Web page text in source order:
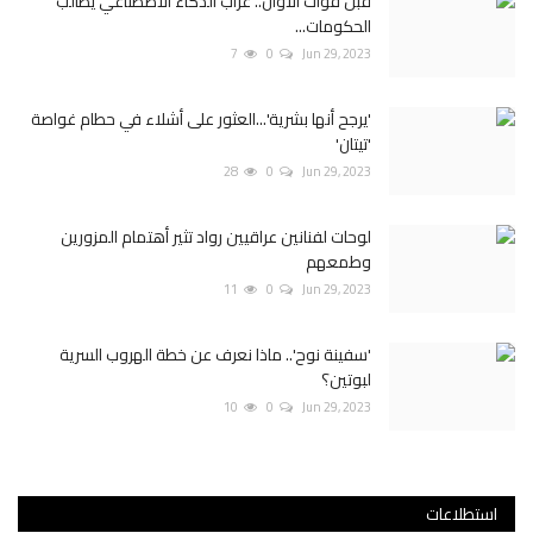
الحكومات...
Jun 29, 2023
0
7
'يرجح أنها بشرية'...العثور على أشلاء في حطام غواصة
'تيتان'
Jun 29, 2023
0
28
لوحات لفنانين عراقيين رواد تثير أهتمام المزورين
وطمعهم
Jun 29, 2023
0
11
'سفينة نوح'.. ماذا نعرف عن خطة الهروب السرية
لبوتين؟
Jun 29, 2023
0
10
استطلاعات